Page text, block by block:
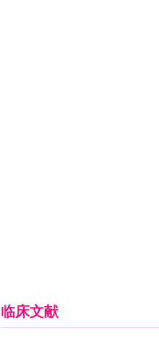
临床文献